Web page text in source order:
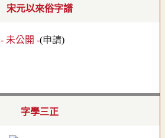
宋元以來俗字譜
- 未公開 -(申請)
字學三正